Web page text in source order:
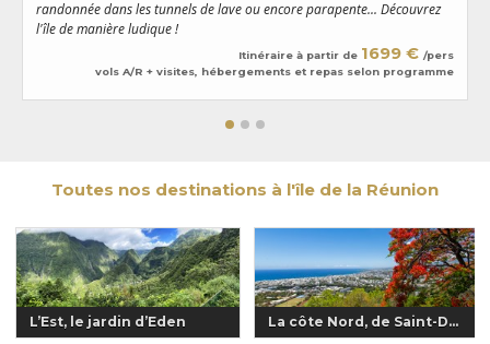
randonnée dans les tunnels de lave ou encore parapente... Découvrez
l'île de manière ludique !
Itinéraire à partir de 1699 € /pers
vols A/R + visites, hébergements et repas selon programme
Toutes nos destinations à l'île de la Réunion
L’Est, le jardin d’Eden La côte Nord, de Saint-Denis à Sainte-Suzanne